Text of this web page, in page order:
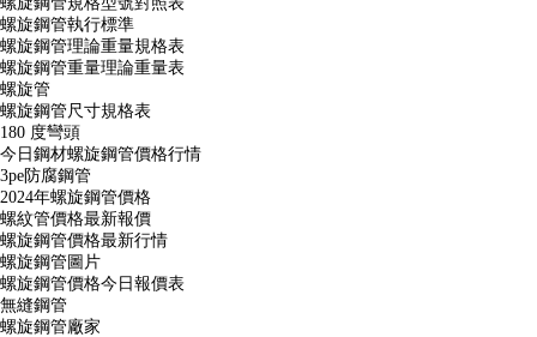
螺旋鋼管執行標準
螺旋鋼管理論重量規格表
螺旋鋼管重量理論重量表
螺旋管
螺旋鋼管尺寸規格表
180 度彎頭
今日鋼材螺旋鋼管價格行情
3pe防腐鋼管
2024年螺旋鋼管價格
螺紋管價格最新報價
螺旋鋼管價格最新行情
螺旋鋼管圖片
螺旋鋼管價格今日報價表
無縫鋼管
螺旋鋼管廠家